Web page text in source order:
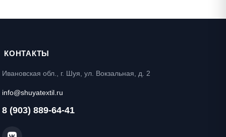
КОНТАКТЫ
Ивановская обл., г. Шуя, ул. Вокзальная, д. 2
info@shuyatextil.ru
8 (903) 889-64-41